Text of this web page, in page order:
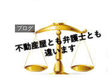
ブログ